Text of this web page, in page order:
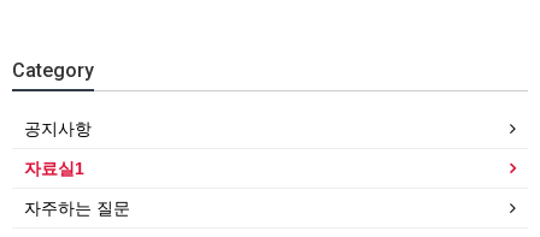
Category
공지사항
자료실1
자주하는 질문